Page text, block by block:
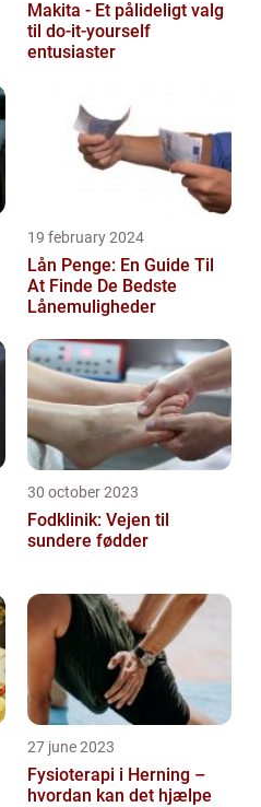
Makita - Et pålideligt valg
til do-it-yourself
entusiaster
19 february 2024
Lån Penge: En Guide Til
At Finde De Bedste
Lånemuligheder
30 october 2023
Fodklinik: Vejen til
sundere fødder
27 june 2023
Fysioterapi i Herning –
hvordan kan det hjælpe